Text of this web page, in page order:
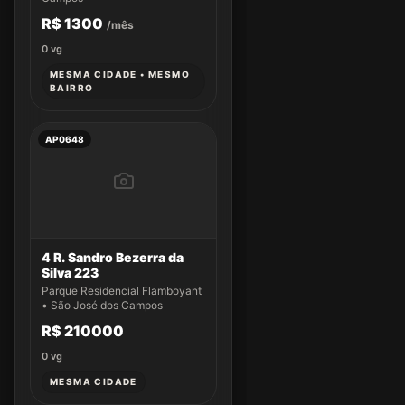
R$ 1300 /mês
0 vg
MESMA CIDADE • MESMO
BAIRRO
AP0648
4 R. Sandro Bezerra da
Silva 223
Parque Residencial Flamboyant
• São José dos Campos
R$ 210000
0 vg
MESMA CIDADE